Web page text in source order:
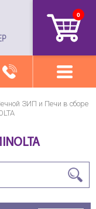
0
ЗИП и Печи в сборе